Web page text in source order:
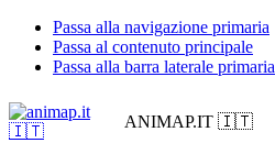
Passa alla navigazione primaria
Passa al contenuto principale
Passa alla barra laterale primaria
ANIMAP.IT 🇮🇹